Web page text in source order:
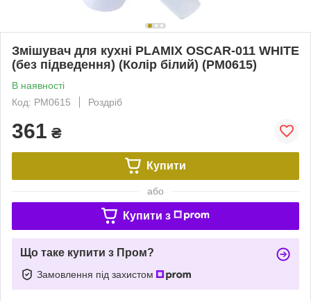
Змішувач для кухні PLAMIX OSCAR-011 WHITE
(без підведення) (Колір білий) (PM0615)
В наявності
Код: PM0615
Роздріб
361 ₴
Купити
або
Купити з
Що таке купити з Пром?
Замовлення під захистом